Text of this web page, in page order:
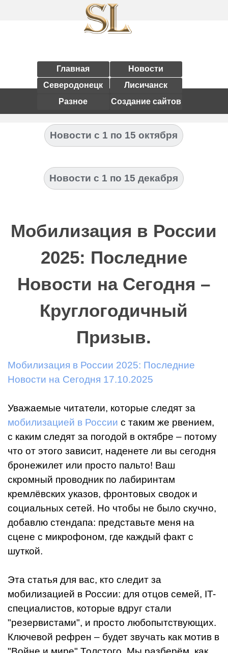
Главная
Новости
Северодонецк
Лисичанск
Разное
Создание сайтов
Новости с 1 по 15 октября
Новости с 1 по 15 декабря
Мобилизация в России
2025: Последние
Новости на Сегодня –
Круглогодичный
Призыв.
Мобилизация в России 2025: Последние
Новости на Сегодня 17.10.2025
Уважаемые читатели, которые следят за
мобилизацией в России с таким же рвением,
с каким следят за погодой в октябре – потому
что от этого зависит, наденете ли вы сегодня
бронежилет или просто пальто! Ваш
скромный проводник по лабиринтам
кремлёвских указов, фронтовых сводок и
социальных сетей. Но чтобы не было скучно,
добавлю стендапа: представьте меня на
сцене с микрофоном, где каждый факт с
шуткой.
Эта статья для вас, кто следит за
мобилизацией в России: для отцов семей, IT-
специалистов, которые вдруг стали
"резервистами", и просто любопытствующих.
Ключевой рефрен – будет звучать как мотив в